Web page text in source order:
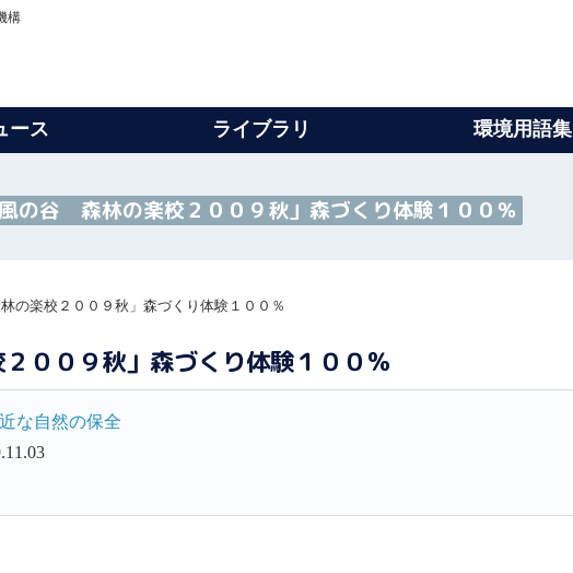
構
ース ライブラリ 環境用語集
風の谷 森林の楽校２００９秋」森づくり体験１００％
の楽校２００９秋」森づくり体験１００％
００９秋」森づくり体験１００％
な自然の保全